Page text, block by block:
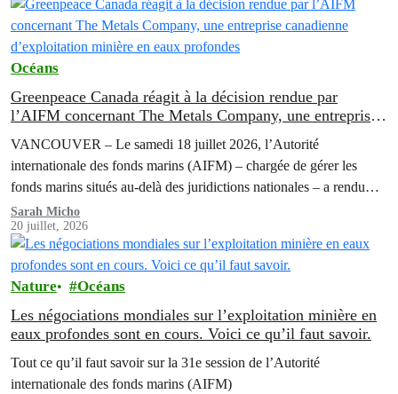
intégration des systèmes…
Océans
Greenpeace Canada réagit à la décision rendue par
l’AIFM concernant The Metals Company, une entreprise
canadienne d’exploitation minière en eaux profondes
VANCOUVER – Le samedi 18 juillet 2026, l’Autorité
internationale des fonds marins (AIFM) – chargée de gérer les
fonds marins situés au-delà des juridictions nationales – a rendu
une décision confirmant qu’elle ne suspendrait pas son enquête sur
Nauru Ocean Resources Inc (« NORI ») et Tonga Offshore Mining
Limited (« TOML »), deux filiales de la minière canadienne The
Metals…
Sarah Micho
20 juillet, 2026
Nature Océans
Les négociations mondiales sur l’exploitation minière en
eaux profondes sont en cours. Voici ce qu’il faut savoir.
Tout ce qu’il faut savoir sur la 31e session de l’Autorité
internationale des fonds marins (AIFM)